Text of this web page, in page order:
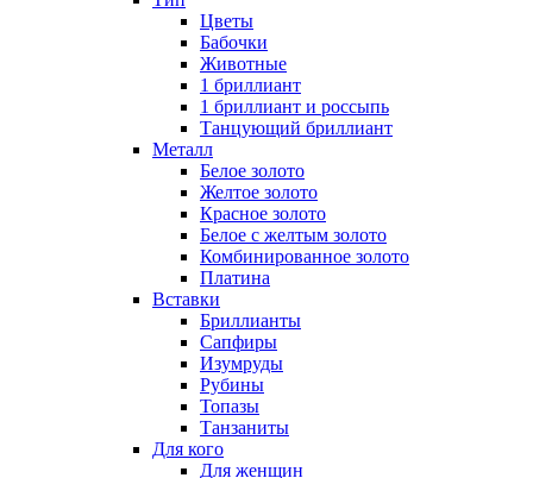
Цветы
Бабочки
Животные
1 бриллиант
1 бриллиант и россыпь
Танцующий бриллиант
Металл
Белое золото
Желтое золото
Красное золото
Белое с желтым золото
Комбинированное золото
Платина
Вставки
Бриллианты
Сапфиры
Изумруды
Рубины
Топазы
Танзаниты
Для кого
Для женщин